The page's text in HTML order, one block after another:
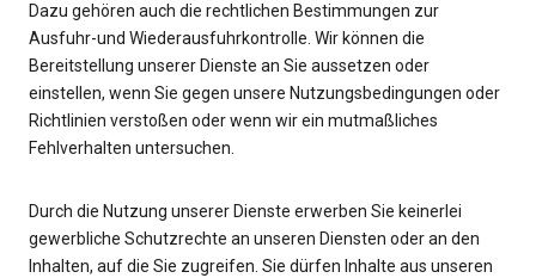
Dazu gehören auch die rechtlichen Bestimmungen zur
Ausfuhr-und Wiederausfuhrkontrolle. Wir können die
Bereitstellung unserer Dienste an Sie aussetzen oder
einstellen, wenn Sie gegen unsere Nutzungsbedingungen oder
Richtlinien verstoßen oder wenn wir ein mutmaßliches
Fehlverhalten untersuchen.
Durch die Nutzung unserer Dienste erwerben Sie keinerlei
gewerbliche Schutzrechte an unseren Diensten oder an den
Inhalten, auf die Sie zugreifen. Sie dürfen Inhalte aus unseren